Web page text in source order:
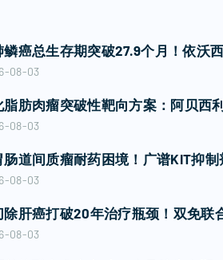
鳞癌总生存期突破27.9个月！依沃
08-03
脂肪肉瘤突破性靶向方案：阿贝西
08-03
肠道间质瘤耐药困境！广谱KIT抑
08-03
除肝癌打破20年治疗瓶颈！双免联
08-03